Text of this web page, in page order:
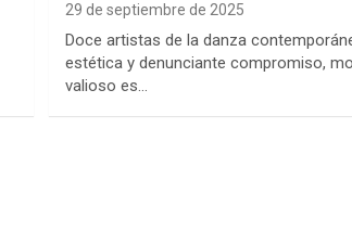
29 de septiembre de 2025
Doce artistas de la danza
estética y denunciante compromiso,
valioso es…